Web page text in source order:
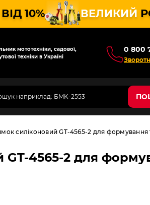
ВІД 10% ВЕЛИКИЙ
мототехніки, садової,
техніки в Україні
0 800
силіконовий GT-4565-2 для формування
4565-2 для